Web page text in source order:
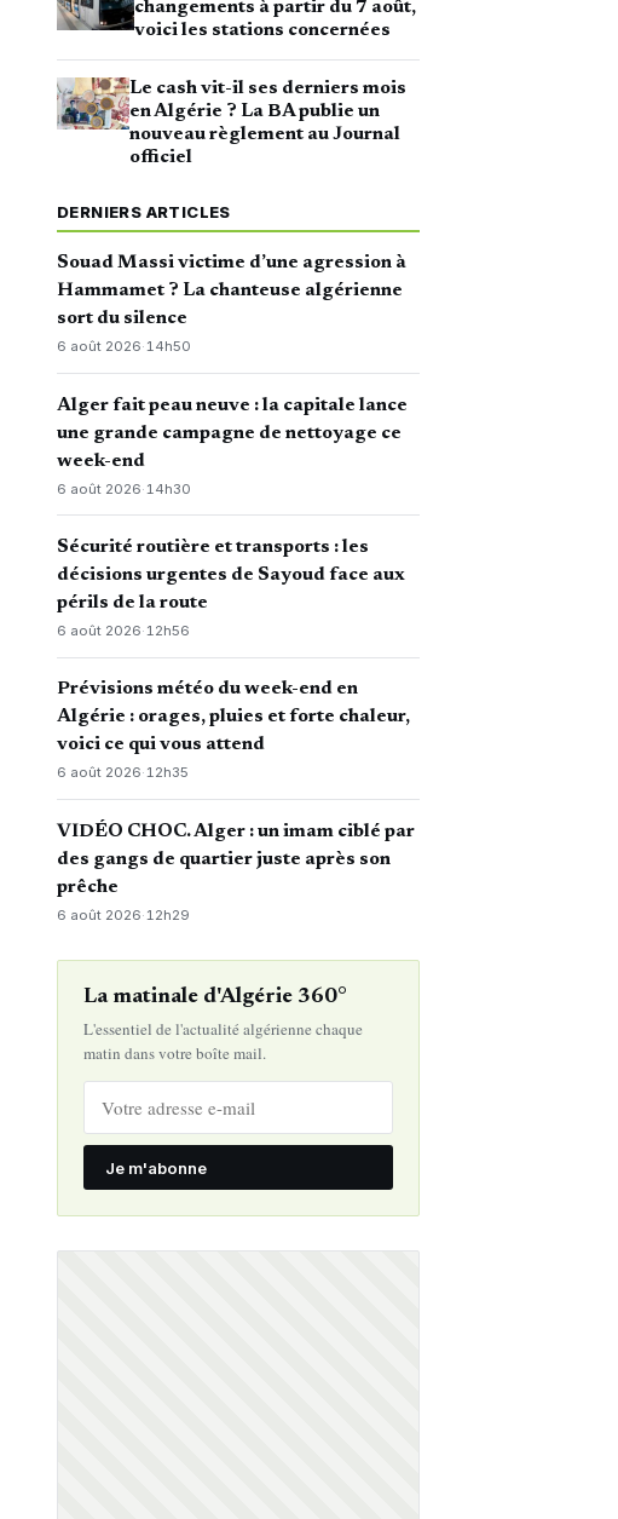
changements à partir du 7 août,
voici les stations concernées
Le cash vit-il ses derniers mois
en Algérie ? La BA publie un
nouveau règlement au Journal
officiel
DERNIERS ARTICLES
Souad Massi victime d’une agression à
Hammamet ? La chanteuse algérienne
sort du silence
6 août 2026·14h50
Alger fait peau neuve : la capitale lance
une grande campagne de nettoyage ce
week-end
6 août 2026· 14h30
Sécurité routière et transports : les
décisions urgentes de Sayoud face aux
périls de la route
6 août 2026·12h56
Prévisions météo du week-end en
Algérie : orages, pluies et forte chaleur,
voici ce qui vous attend
6 août 2026·12h35
VIDÉO CHOC. Alger : un imam ciblé par
des gangs de quartier juste après son
prêche
6 août 2026· 12h29
La matinale d'Algérie 360°
L'essentiel de l'actualité algérienne chaque
matin dans votre boîte mail.
Je m'abonne